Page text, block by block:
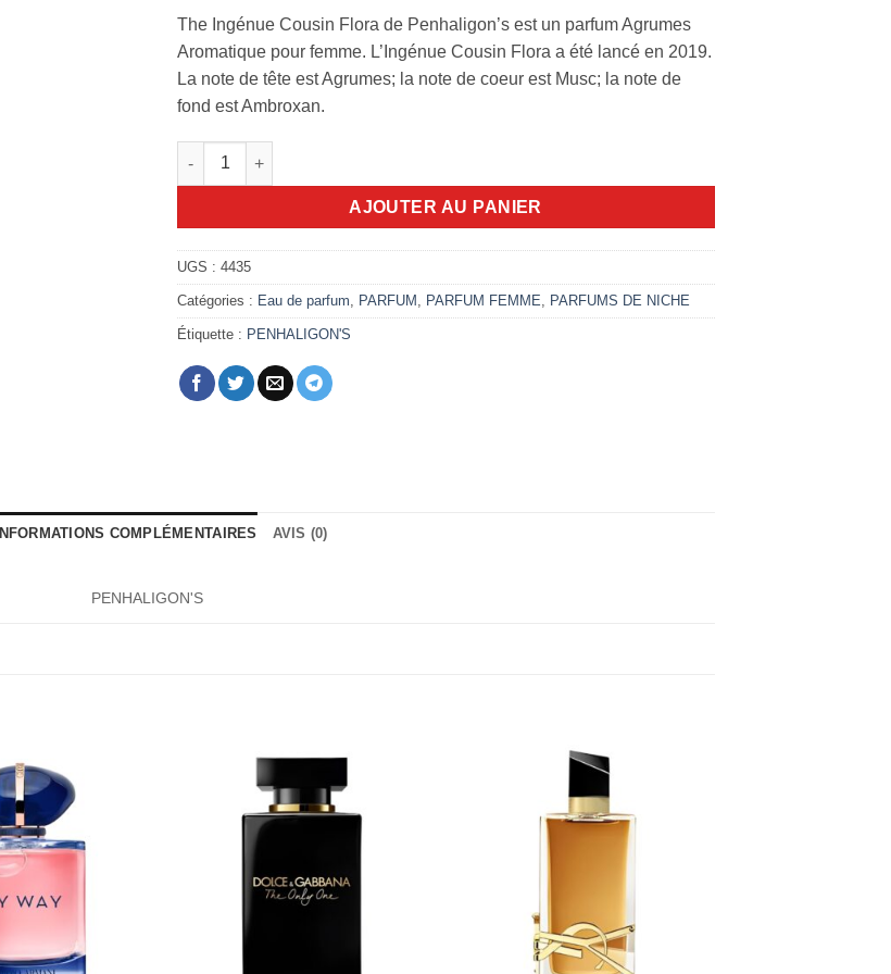
The Ingénue Cousin Flora de Penhaligon’s est un parfum Agrumes
Aromatique pour femme. L’Ingénue Cousin Flora a été lancé en 2019.
La note de tête est Agrumes; la note de coeur est Musc; la note de
fond est Ambroxan.
quantité de The Ingénue Cousin Flora 75ml edp
AJOUTER AU PANIER
UGS : 4435
Catégories : Eau de parfum, PARFUM , PARFUM FEMME, PARFUMS DE NICHE
Étiquette : PENHALIGON'S
INFORMATIONS COMPLÉMENTAIRES AVIS (0)
PENHALIGON'S